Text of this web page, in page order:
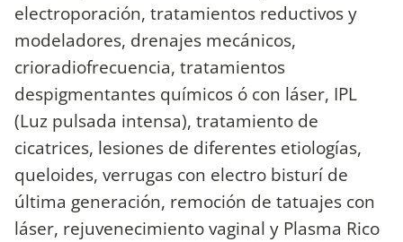
electroporación, tratamientos reductivos y
modeladores, drenajes mecánicos,
crioradiofrecuencia, tratamientos
despigmentantes químicos ó con láser, IPL
(Luz pulsada intensa), tratamiento de
cicatrices, lesiones de diferentes etiologías,
queloides, verrugas con electro bisturí de
última generación, remoción de tatuajes con
láser, rejuvenecimiento vaginal y Plasma Rico